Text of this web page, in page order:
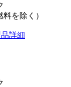
を除く）
詳細